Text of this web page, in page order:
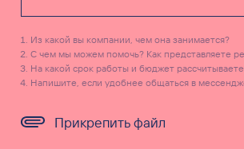
Прикрепить файл
Из какой вы компании, чем она занимается?
С чем мы можем помочь? Как представляете
На какой срок работы и бюджет
Напишите, если удобнее общаться в